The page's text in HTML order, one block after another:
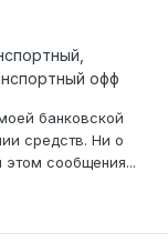
офф
банковской
средств. Ни о
сообщения...